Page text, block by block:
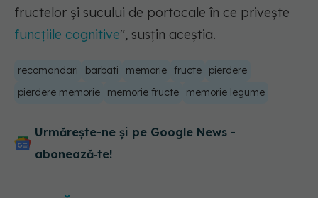
fructelor și sucului de portocale în ce privește
funcțiile cognitive", susțin aceștia.
recomandari barbati memorie fructe
pierdere
pierdere memorie
memorie fructe memorie legume
Urmărește-ne și pe Google News -
abonează‑te!